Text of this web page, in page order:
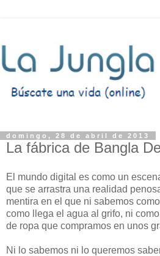
domingo, 28 de abril de 2013
La fábrica de Bangla
El mundo digital es como un
que se arrastra una realidad
mentira en el que ni sabemos
como llega el agua al grifo, ni
de ropa que compramos en unos
Ni lo sabemos ni lo queremos